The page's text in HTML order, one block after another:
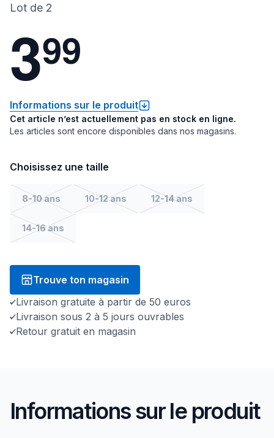
Lot de 2
399
Informations sur le produit
Cet article n’est actuellement pas en stock en ligne.
Les articles sont encore disponibles dans nos magasins.
Choisissez une taille
8-10 ans 10-12 ans 12-14 ans
14-16 ans
Trouve ton magasin
Livraison gratuite à partir de 50 euros
Livraison sous 2 à 5 jours ouvrables
Retour gratuit en magasin
Informations sur le produit